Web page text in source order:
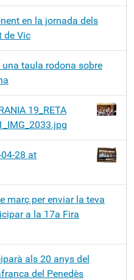
en la jornada dels
de Vic
taula rodona sobre
19_RETA
28 at
març per enviar la teva
a la 17a Fira
als 20 anys del
del Penedès